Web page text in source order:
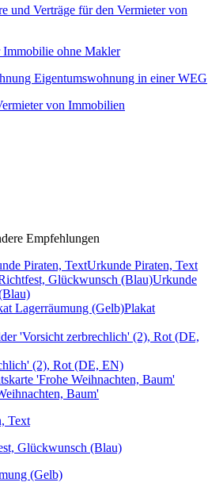
und Verträge für den Vermieter von
ohne Makler
Eigentumswohnung in einer WEG
von Immobilien
Empfehlungen
Urkunde Piraten, Text
Urkunde
Plakat
(2), Rot (DE, EN)
Baum'